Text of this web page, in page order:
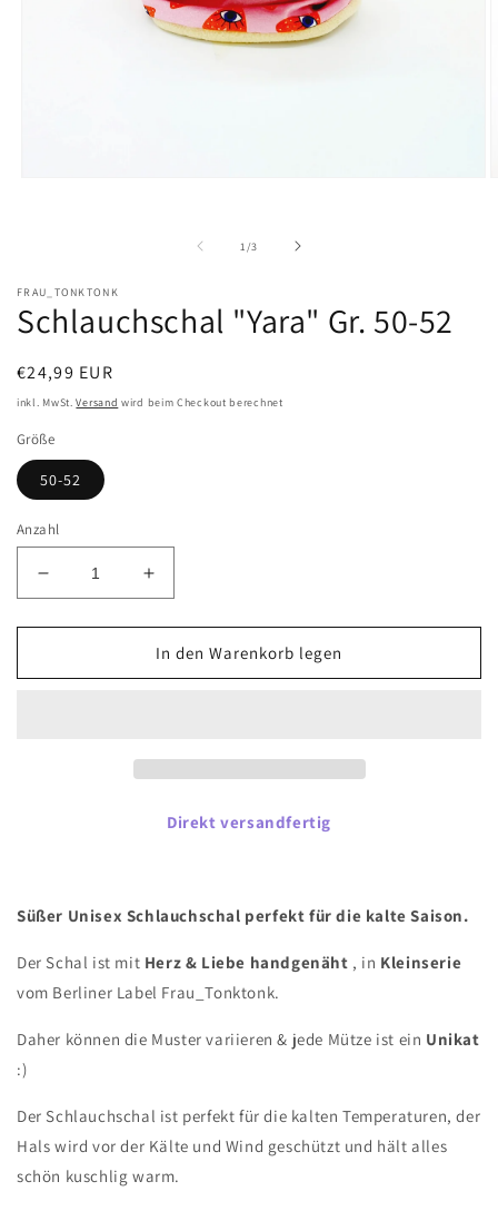
1 /von
3
FRAU_TONKTONK
Schlauchschal "Yara" Gr. 50-52
Normaler
Preis
€24,99 EUR
inkl. MwSt.Versand wird beim Checkout berechnet
Größe
50-52
Anzahl
Verringere
die
Menge
Schlauchschal
Erhöhe
die
Menge
für
Schlauchschal
In den Warenkorb legen
Direkt versandfertig
Süßer Unisex Schlauchschal perfekt für die kalte Saison.
Der Schal ist mit Herz & Liebe handgenäht , in Kleinserie
vom Berliner Label Frau_Tonktonk.
Daher können die Muster variieren & jede Mütze ist ein Unikat
:)
Der Schlauchschal ist perfekt für die kalten Temperaturen, der
Hals wird vor der Kälte und Wind geschützt und hält alles
schön kuschlig warm.